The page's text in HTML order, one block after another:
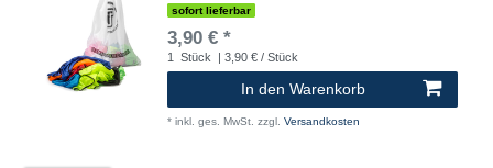
sofort lieferbar
3,90 € *
1 Stück | 3,90 € / Stück
In den Warenkorb
* inkl. ges. MwSt. zzgl. Versandkosten